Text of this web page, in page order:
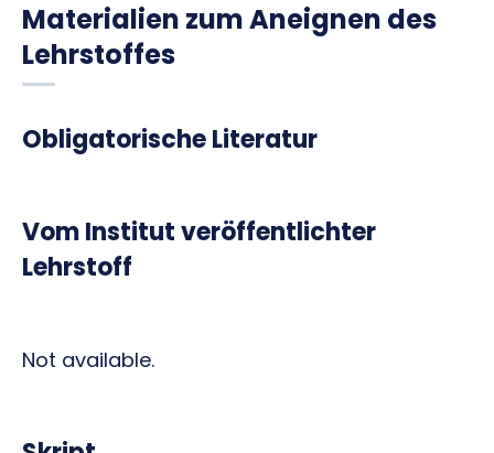
Materialien zum Aneignen des
Lehrstoffes
Obligatorische Literatur
Vom Institut veröffentlichter
Lehrstoff
Not available.